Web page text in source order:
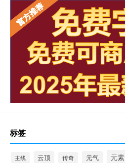
标签
主线 云顶 传奇 元气 元素